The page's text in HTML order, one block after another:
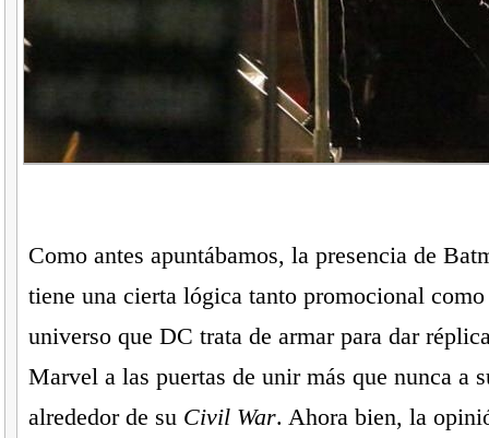
Como antes apuntábamos, la presencia de
tiene una cierta lógica tanto promocional
universo que DC trata de armar para dar
Marvel a las puertas de unir más que nunca a
alrededor de su Civil War. Ahora bien, la